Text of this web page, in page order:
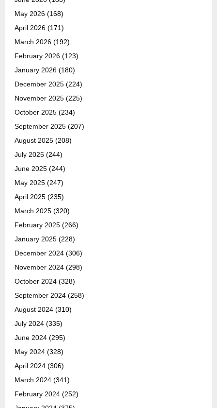
May 2026 (168)
April 2026 (171)
March 2026 (192)
February 2026 (123)
January 2026 (180)
December 2025 (224)
November 2025 (225)
October 2025 (234)
September 2025 (207)
August 2025 (208)
July 2025 (244)
June 2025 (244)
May 2025 (247)
April 2025 (235)
March 2025 (320)
February 2025 (266)
January 2025 (228)
December 2024 (306)
November 2024 (298)
October 2024 (328)
September 2024 (258)
August 2024 (310)
July 2024 (335)
June 2024 (295)
May 2024 (328)
April 2024 (306)
March 2024 (341)
February 2024 (252)